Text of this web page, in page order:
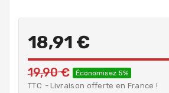
18,91 €
19,90 € Économisez 5%
TTC Livraison offerte en France !